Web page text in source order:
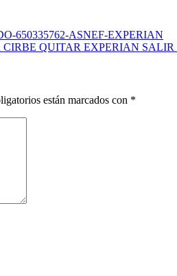
650335762-ASNEF-EXPERIAN
QUITAR EXPERIAN
están marcados con *